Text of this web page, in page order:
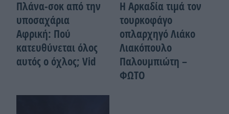
Πλάνα-σοκ από την
υποσαχάρια
Αφρική: Πού
κατευθύνεται όλος
αυτός ο όχλος; Vid
Η Αρκαδία τιμά τον
τουρκοφάγο
οπλαρχηγό Λιάκο
Λιακόπουλο
Παλουμπιώτη –
ΦΩΤΟ